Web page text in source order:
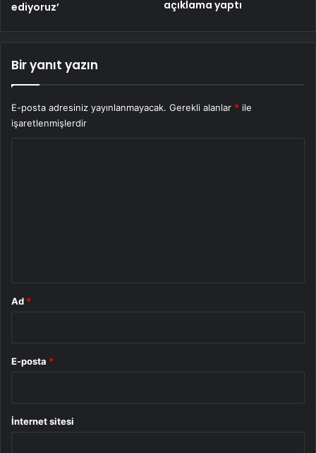
ediyoruz’
açıklama yaptı
Bir yanıt yazın
E-posta adresiniz yayınlanmayacak. Gerekli alanlar * ile
işaretlenmişlerdir
Ad *
E-posta *
İnternet sitesi